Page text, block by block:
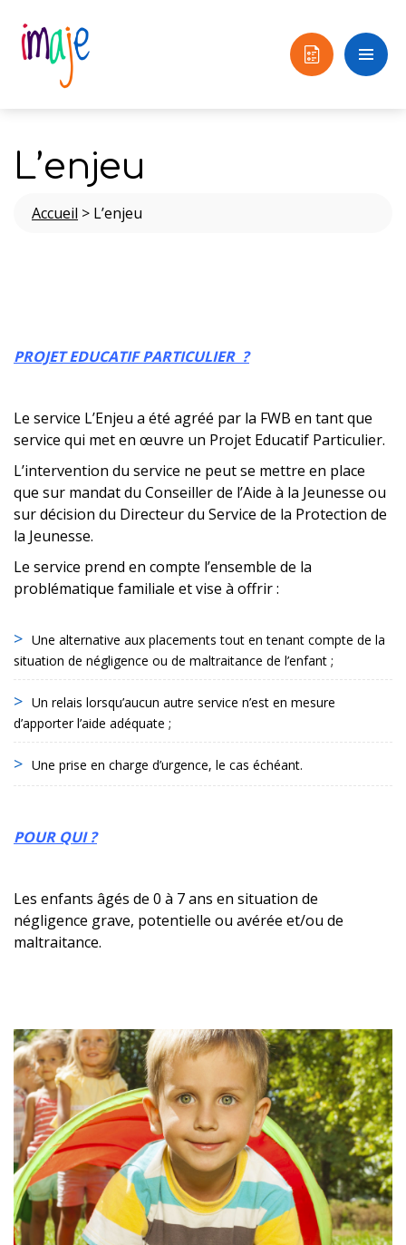
L’enjeu
Accueil > L’enjeu
PROJET EDUCATIF PARTICULIER ?
Le service L’Enjeu a été agréé par la FWB en tant que
service qui met en œuvre un Projet Educatif Particulier.
L’intervention du service ne peut se mettre en place
que sur mandat du Conseiller de l’Aide à la Jeunesse ou
sur décision du Directeur du Service de la Protection de
la Jeunesse.
Le service prend en compte l’ensemble de la
problématique familiale et vise à offrir :
Une alternative aux placements tout en tenant compte de la
situation de négligence ou de maltraitance de l’enfant ;
Un relais lorsqu’aucun autre service n’est en mesure
d’apporter l’aide adéquate ;
Une prise en charge d’urgence, le cas échéant.
POUR QUI ?
Les enfants âgés de 0 à 7 ans en situation de
négligence grave, potentielle ou avérée et/ou de
maltraitance.